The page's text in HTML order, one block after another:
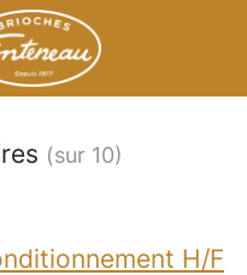
(sur 10)
H/F